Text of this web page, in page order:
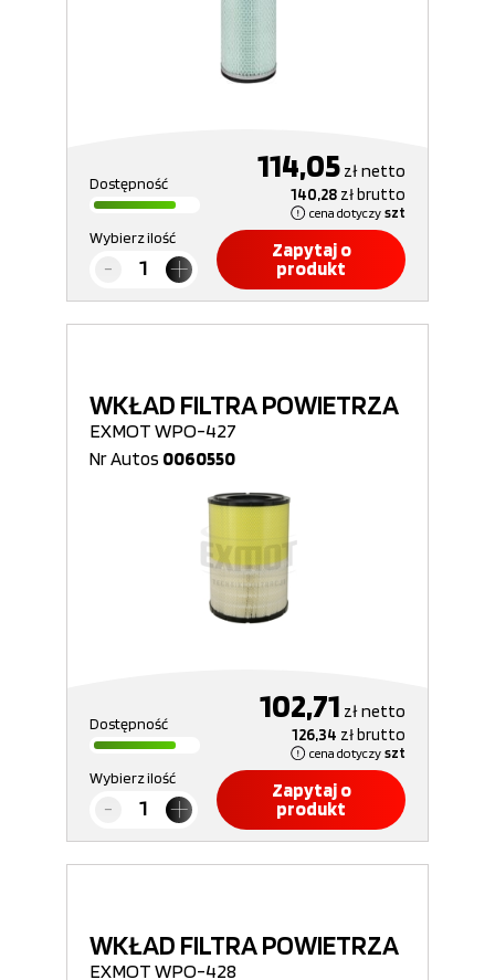
Dostępność 114,05 złnetto
140,28 złbrutto
cena dotyczy szt
Wybierz ilość
Zapytaj o
produkt
WKŁAD FILTRA POWIETRZA
EXMOT WPO-427
Nr Autos 0060550
Dostępność 102,71 złnetto
126,34 złbrutto
cena dotyczy szt
Wybierz ilość
Zapytaj o
produkt
WKŁAD FILTRA POWIETRZA
EXMOT WPO-428